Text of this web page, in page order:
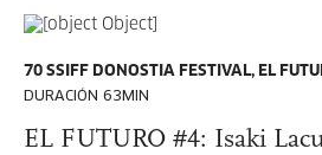
70 SSIFF DONOSTIA FESTIVAL, EL
DURACIÓN 63MIN
EL FUTURO #4: Isaki